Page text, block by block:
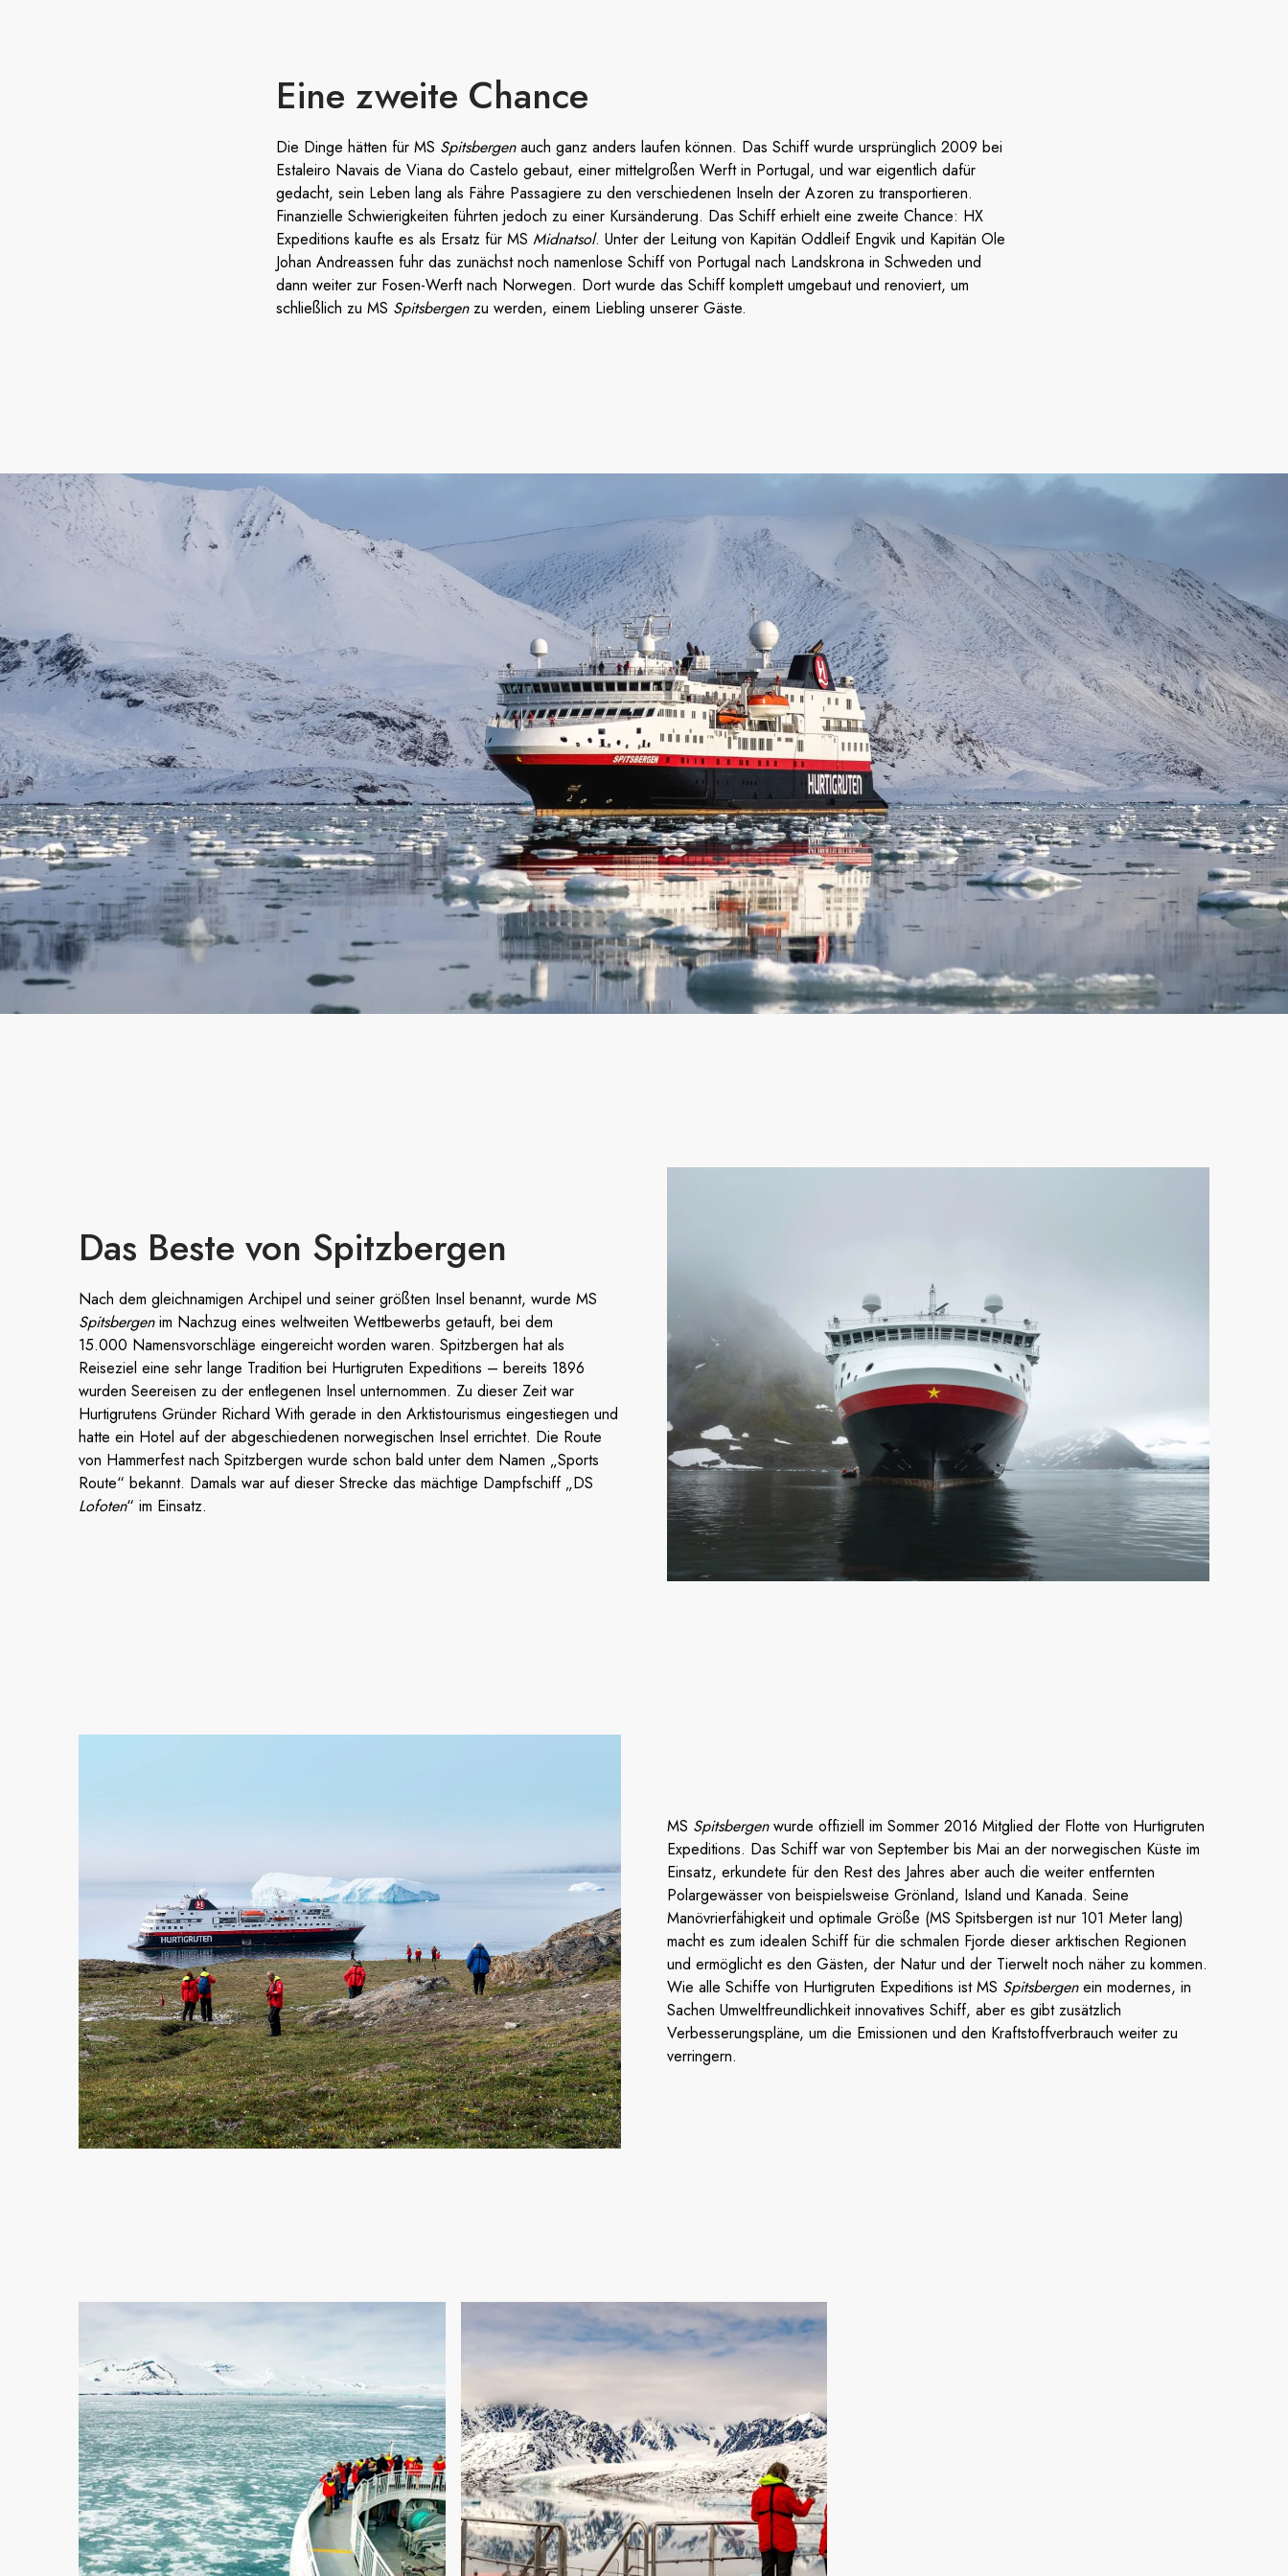
Eine zweite Chance
Die Dinge hätten für MS Spitsbergenauch ganz anders laufen können. Das Schiff wurde ursprünglich 2009 bei
Estaleiro Navais de Viana do Castelo gebaut, einer mittelgroßen Werft in Portugal, und war eigentlich dafür
gedacht, sein Leben lang als Fähre Passagiere zu den verschiedenen Inseln der Azoren zu transportieren.
Finanzielle Schwierigkeiten führten jedoch zu einer Kursänderung. Das Schiff erhielt eine zweite Chance: HX
Expeditions kaufte es als Ersatz für MS Midnatsol. Unter der Leitung von Kapitän Oddleif Engvik und Kapitän Ole
Johan Andreassen fuhr das zunächst noch namenlose Schiff von Portugal nach Landskrona in Schweden und
dann weiter zur Fosen-Werft nach Norwegen. Dort wurde das Schiff komplett umgebaut und renoviert, um
schließlich zu MS Spitsbergenzu werden, einem Liebling unserer Gäste.
Das Beste von Spitzbergen
Nach dem gleichnamigen Archipel und seiner größten Insel benannt, wurde MS
Spitsbergenim Nachzug eines weltweiten Wettbewerbs getauft, bei dem
15.000 Namensvorschläge eingereicht worden waren. Spitzbergen hat als
Reiseziel eine sehr lange Tradition bei Hurtigruten Expeditions – bereits 1896
wurden Seereisen zu der entlegenen Insel unternommen. Zu dieser Zeit war
Hurtigrutens Gründer Richard With gerade in den Arktistourismus eingestiegen und
hatte ein Hotel auf der abgeschiedenen norwegischen Insel errichtet. Die Route
von Hammerfest nach Spitzbergen wurde schon bald unter dem Namen „Sports
Route“ bekannt. Damals war auf dieser Strecke das mächtige Dampfschiff „DS
Lofoten“ im Einsatz.
MS Spitsbergenwurde offiziell im Sommer 2016 Mitglied der Flotte von Hurtigruten
Expeditions. Das Schiff war von September bis Mai an der norwegischen Küste im
Einsatz, erkundete für den Rest des Jahres aber auch die weiter entfernten
Polargewässer von beispielsweise Grönland, Island und Kanada. Seine
Manövrierfähigkeit und optimale Größe (MS Spitsbergen ist nur 101 Meter lang)
macht es zum idealen Schiff für die schmalen Fjorde dieser arktischen Regionen
und ermöglicht es den Gästen, der Natur und der Tierwelt noch näher zu kommen.
Wie alle Schiffe von Hurtigruten Expeditions ist MS Spitsbergenein modernes, in
Sachen Umweltfreundlichkeit innovatives Schiff, aber es gibt zusätzlich
Verbesserungspläne, um die Emissionen und den Kraftstoffverbrauch weiter zu
verringern.